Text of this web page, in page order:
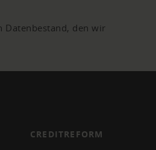
Datenbestand, den wir
CREDITREFORM